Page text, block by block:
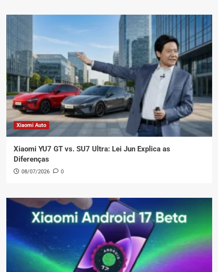
Xiaomi Auto
Xiaomi YU7 GT vs. SU7 Ultra: Lei Jun Explica as
Diferenças
08/07/2026 0